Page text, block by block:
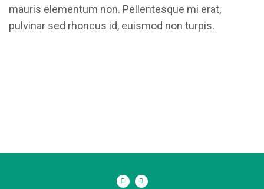
mauris elementum non. Pellentesque mi erat,
pulvinar sed rhoncus id, euismod non turpis.